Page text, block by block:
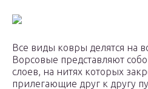
Все виды ковры делятся на
Ворсовые представляют
слоев, на нитях которых
прилегающие друг к другу